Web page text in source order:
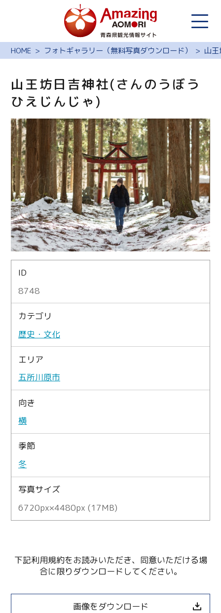
HOME フォトギャラリー（無料写真ダウンロード） 山
山王坊日吉神社(さんのうぼう
ひえじんじゃ)
ID
8748
カテゴリ
歴史・文化
エリア
五所川原市
向き
横
季節
冬
写真サイズ
6720px×4480px (17MB)
下記利用規約をお読みいただき、同意いただける場
合に限りダウンロードしてください。
画像をダウンロード